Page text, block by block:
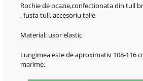
Rochie de ocazie,confectionata din tull
, fusta tull, accesoriu talie
Material: usor elastic
Lungimea este de aproximativ 108-116
marime.